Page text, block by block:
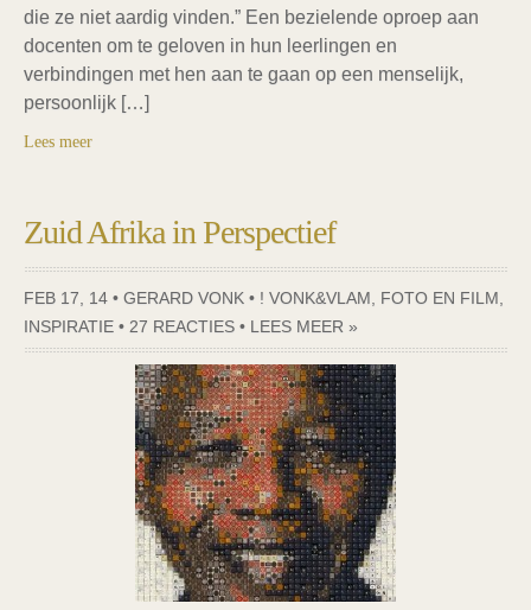
die ze niet aardig vinden.” Een bezielende oproep aan
docenten om te geloven in hun leerlingen en
verbindingen met hen aan te gaan op een menselijk,
persoonlijk […]
Lees meer
Zuid Afrika in Perspectief
FEB 17, 14 • GERARD VONK • ! VONK&VLAM FOTO EN FILM
INSPIRATIE • 27 REACTIES • LEES MEER »